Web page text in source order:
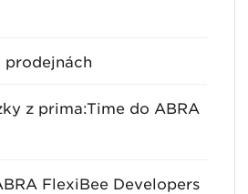
prodejnách
z prima:Time do ABRA
FlexiBee Developers